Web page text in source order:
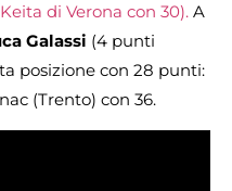
di Verona con 30). A
Galassi (4 punti
posizione con 28 punti:
(Trento) con 36.